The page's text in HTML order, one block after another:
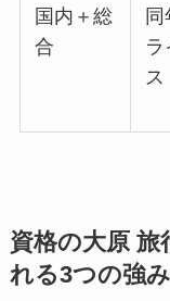
国内＋総
合
ラ
ス
資格の大原 旅
れる3つの強み